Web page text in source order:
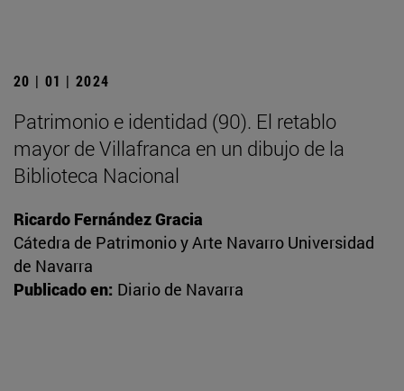
20 | 01 | 2024
Patrimonio e identidad (90). El retablo
mayor de Villafranca en un dibujo de la
Biblioteca Nacional
Ricardo Fernández Gracia
Cátedra de Patrimonio y Arte Navarro Universidad
de Navarra
Publicado en: Diario de Navarra